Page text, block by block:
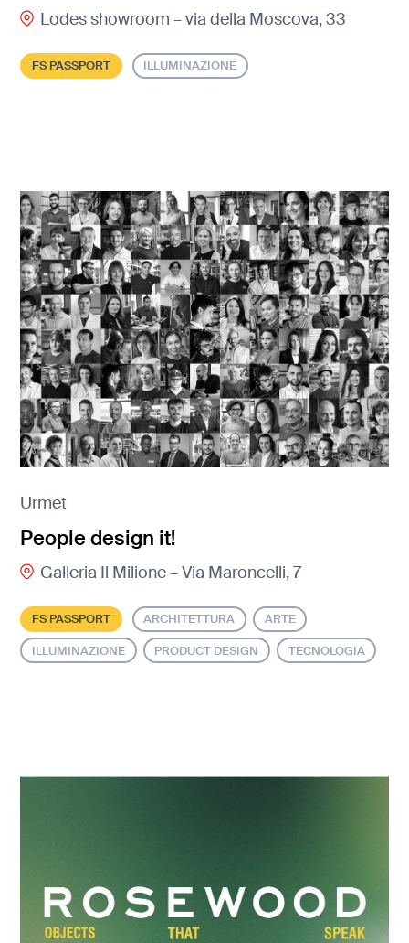
Lodes showroom – via della Moscova, 33
FS PASSPORT ILLUMINAZIONE
Urmet
People design it!
Galleria Il Milione – Via Maroncelli, 7
FS PASSPORT ARCHITETTURA ARTE
ILLUMINAZIONE PRODUCT DESIGN TECNOLOGIA